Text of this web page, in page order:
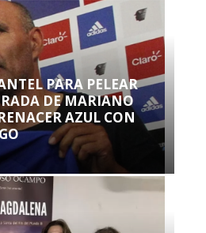
PARA PELEAR
DE MARIANO
AZUL CON